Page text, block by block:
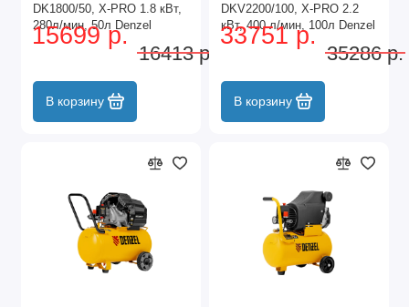
DK1800/50, Х-PRO 1.8 кВт,
280л/мин, 50л Denzel
15699 р.
16413 р.
В корзину
DKV2200/100, Х-PRO 2.2
кВт, 400 л/мин, 100л Denzel
33751 р.
35286 р.
В корзину